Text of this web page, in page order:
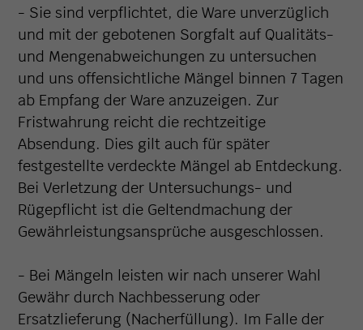
- Sie sind verpflichtet, die Ware unverzüglich
und mit der gebotenen Sorgfalt auf Qualitäts-
und Mengenabweichungen zu untersuchen
und uns offensichtliche Mängel binnen 7 Tagen
ab Empfang der Ware anzuzeigen. Zur
Fristwahrung reicht die rechtzeitige
Absendung. Dies gilt auch für später
festgestellte verdeckte Mängel ab Entdeckung.
Bei Verletzung der Untersuchungs- und
Rügepflicht ist die Geltendmachung der
Gewährleistungsansprüche ausgeschlossen.
- Bei Mängeln leisten wir nach unserer Wahl
Gewähr durch Nachbesserung oder
Ersatzlieferung (Nacherfüllung). Im Falle der